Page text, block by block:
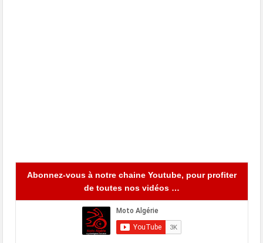
Abonnez-vous à notre chaine Youtube, pour profiter
de toutes nos vidéos …